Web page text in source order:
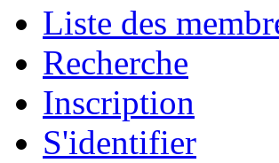
Liste des
Recherche
Inscription
S'identifier